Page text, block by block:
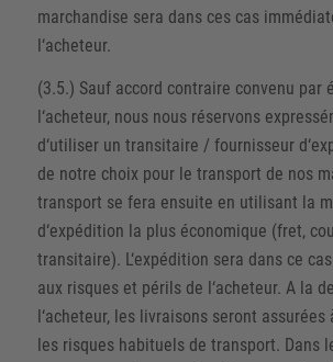
marchandise sera dans ces cas
l‘acheteur.
(3.5.) Sauf accord contraire convenu par
l‘acheteur, nous nous réservons
d‘utiliser un transitaire / fournisseur
de notre choix pour le transport de nos
transport se fera ensuite en utilisant la
d‘expédition la plus économique (fret,
transitaire). L‘expédition sera dans ce
aux risques et périls de l‘acheteur. A la
l‘acheteur, les livraisons seront
les risques habituels de transport. Dans